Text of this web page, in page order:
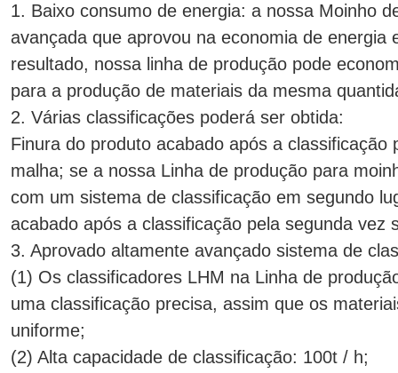
1. Baixo consumo de energia: a nossa Moinho
avançada que aprovou na economia de energia
resultado, nossa linha de produção pode
para a produção de materiais da mesma
2. Várias classificações poderá ser obtida:
Finura do produto acabado após a classificação
malha; se a nossa Linha de produção para
com um sistema de classificação em segundo
acabado após a classificação pela segunda vez
3. Aprovado altamente avançado sistema de
(1) Os classificadores LHM na Linha de
uma classificação precisa, assim que os
uniforme;
(2) Alta capacidade de classificação: 100t / h;